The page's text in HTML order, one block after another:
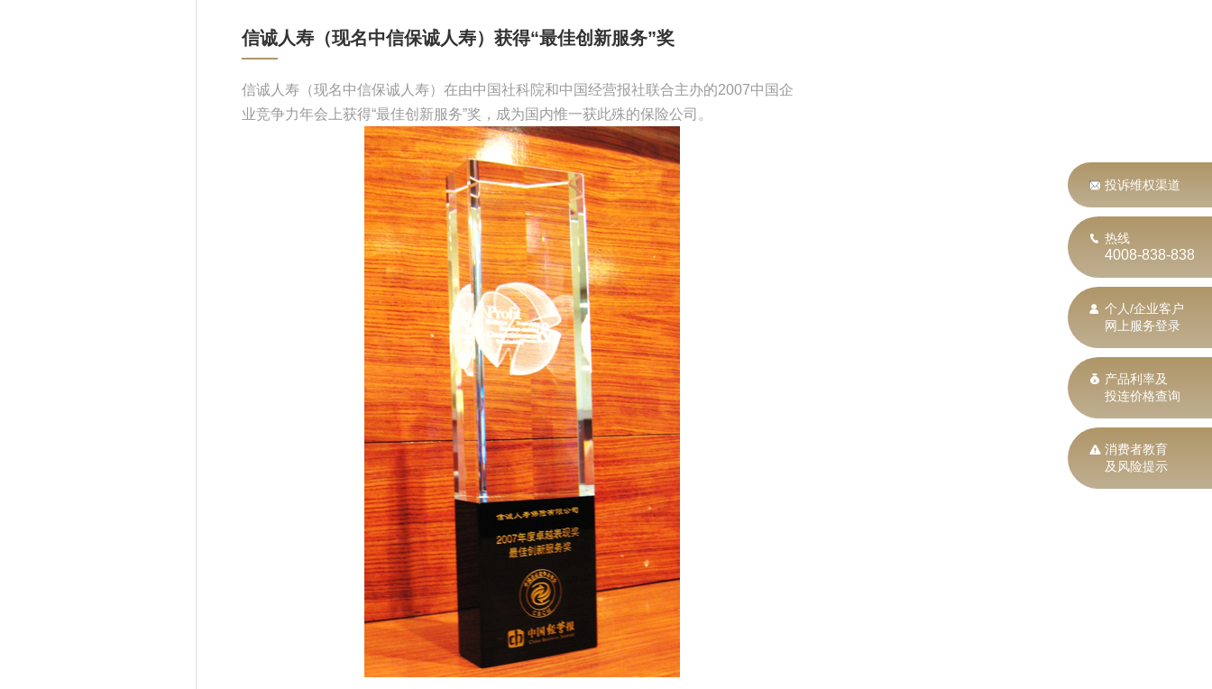
信诚人寿（现名中信保诚人寿）获得“最佳创新服务”奖
信诚人寿（现名中信保诚人寿）在由中国社科院和中国经营报社联合主办的2007中国企
业竞争力年会上获得“最佳创新服务”奖，成为国内惟一获此殊的保险公司。
投诉维权渠道
热线
4008-838-838
个人/企业客户
网上服务登录
产品利率及
投连价格查询
消费者教育
及风险提示